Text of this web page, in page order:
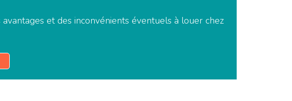
et des inconvénients éventuels à louer chez